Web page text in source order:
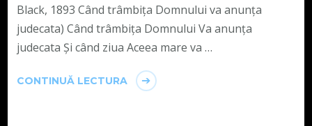
Black, 1893 Când trâmbița Domnului va anunța
judecata) Când trâmbița Domnului Va anunța
judecata Și când ziua Aceea mare va …
CONTINUĂ LECTURA